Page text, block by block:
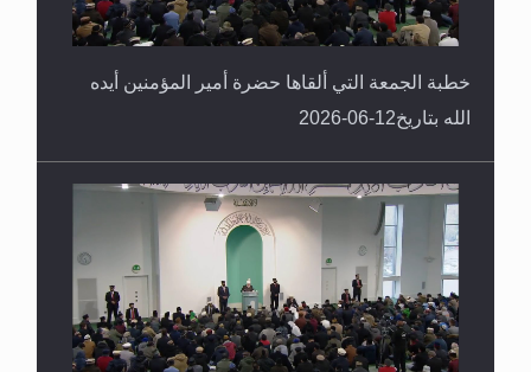
خطبة الجمعة التي ألقاها حضرة أمير المؤمنين أيده
الله بتاريخ12-06-2026